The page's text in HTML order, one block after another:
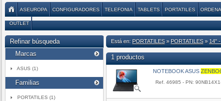
ASEUROPA CONFIGURADORES TELEFONIA TABLETS PORTATILES
OUTLET
Refinar búsqueda
Marcas
ASUS (1)
Familias
PORTATILES (1)
Está en: PORTATILES » PORTATILES » 14"
1 productos
NOTEBOOK ASUS
Ref. 46985 - PN: